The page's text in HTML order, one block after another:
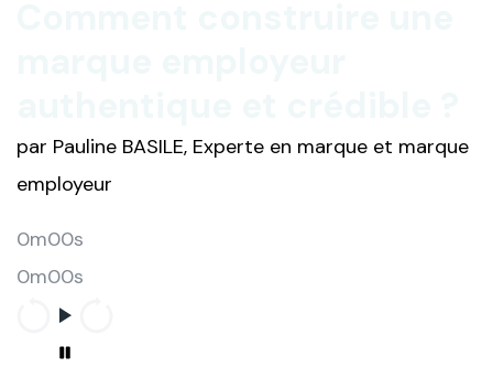
par Pauline BASILE, Experte en marque et marque
employeur
0m00s
0m00s